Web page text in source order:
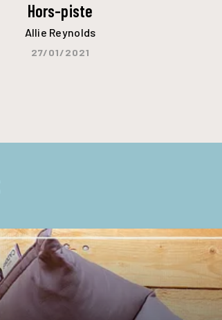
Hors-piste
Allie Reynolds
27/01/2021